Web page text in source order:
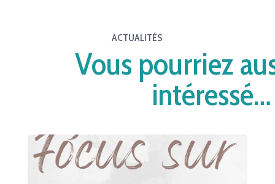
ACTUALITÉS
Vous pourriez
intéressé…